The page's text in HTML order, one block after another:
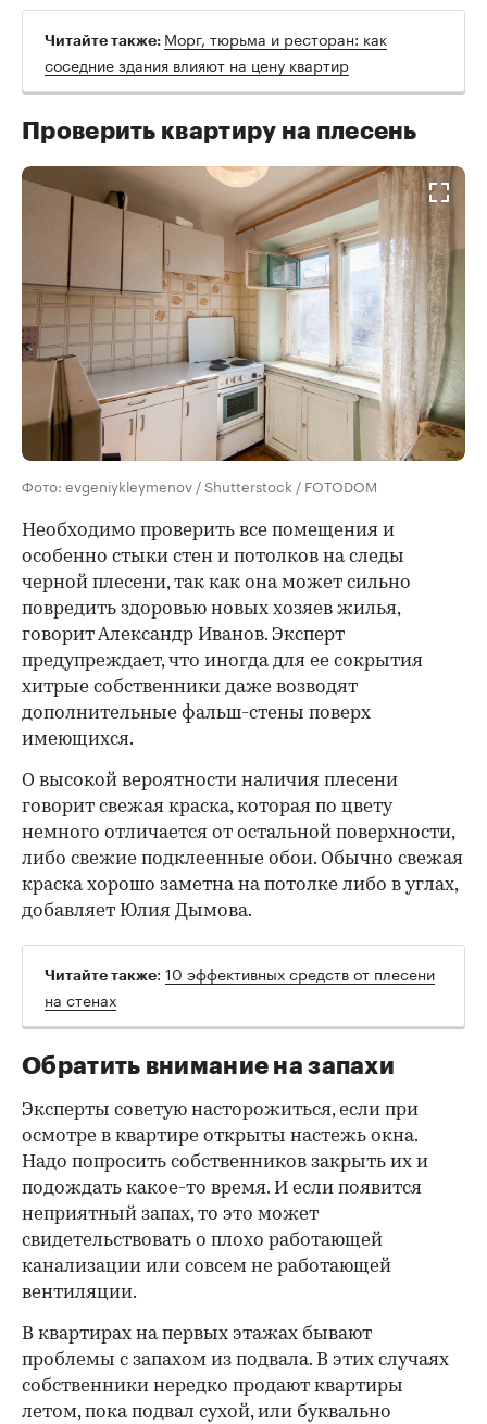
Читайте также: Морг, тюрьма и ресторан: как
соседние здания влияют на цену квартир
Проверить квартиру на плесень
Фото: evgeniykleymenov / Shutterstock / FOTODOM
Необходимо проверить все помещения и
особенно стыки стен и потолков на следы
черной плесени, так как она может сильно
повредить здоровью новых хозяев жилья,
говорит Александр Иванов. Эксперт
предупреждает, что иногда для ее сокрытия
хитрые собственники даже возводят
дополнительные фальш-стены поверх
имеющихся.
О высокой вероятности наличия плесени
говорит свежая краска, которая по цвету
немного отличается от остальной поверхности,
либо свежие подклеенные обои. Обычно свежая
краска хорошо заметна на потолке либо в углах,
добавляет Юлия Дымова.
Читайте также: 10 эффективных средств от плесени
на стенах
Обратить внимание на запахи
Эксперты советую насторожиться, если при
осмотре в квартире открыты настежь окна.
Надо попросить собственников закрыть их и
подождать какое-то время. И если появится
неприятный запах, то это может
свидетельствовать о плохо работающей
канализации или совсем не работающей
вентиляции.
В квартирах на первых этажах бывают
проблемы с запахом из подвала. В этих случаях
собственники нередко продают квартиры
летом, пока подвал сухой, или буквально